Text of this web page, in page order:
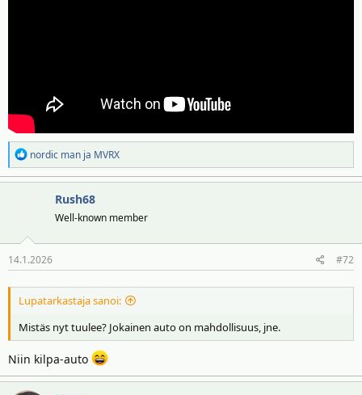
R
e
a
o
t
nordic man ja MVRX
Rush68
Well-known member
14.1.2026 #72
Lupatarkastaja sanoi:
Mistäs nyt tuulee? Jokainen auto on mahdollisuus, jne.
Niin kilpa-auto